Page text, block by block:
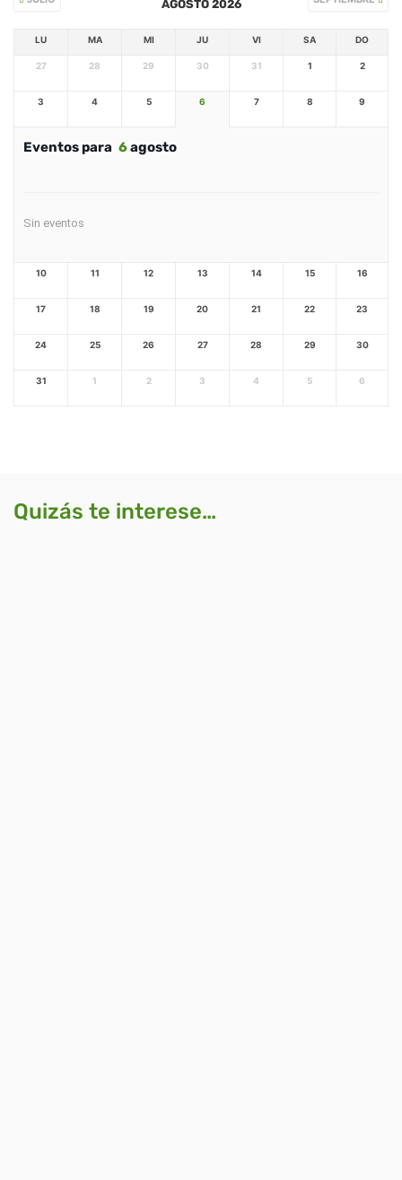
AGOSTO 2026
LU MA MI JU VI SA DO
27 28 29 30 31 1 2
3 4 5 6 7 8 9
Eventos para 6agosto
Sin eventos
10 11 12 13 14 15 16
17 18 19 20 21 22 23
24 25 26 27 28 29 30
31 1 2 3 4 5 6
Quizás te interese…